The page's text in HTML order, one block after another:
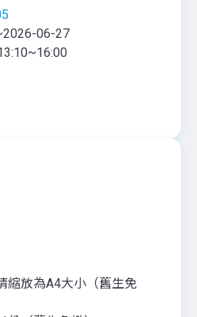
2026-06-27
縮放為A4大小（舊生免